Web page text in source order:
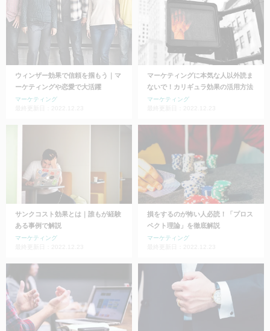
ウィンザー効果で信頼を掴もう｜マ
ーケティングや恋愛で大活躍
マーケティング
マーケティングに本気な人以外読ま
ないで！カリギュラ効果の活用方法
マーケティング
サンクコスト効果とは｜誰もが経験
ある事例で解説
マーケティング
損をするのが怖い人必読！「プロス
ペクト理論」を徹底解説
マーケティング